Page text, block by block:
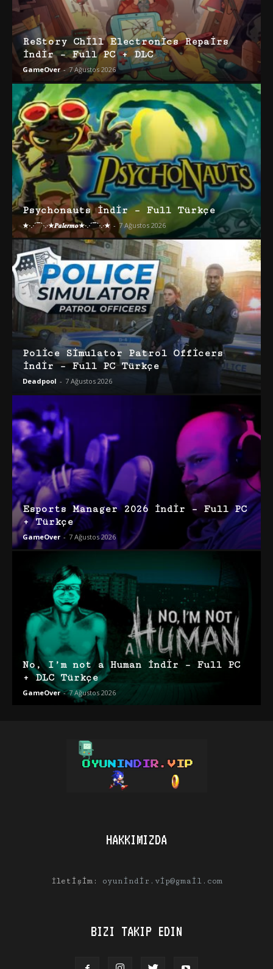
ReStory Chill Electronics Repairs
İndir – Full PC + DLC
GameOver - 7 Ağustos 2026
Psychonauts İndir – Full Türkçe
★·.·´¯`·.·★𝑷𝒂𝒍𝒆𝒓𝒎𝒐★·.·´¯`·.·★ - 7 Ağustos 2026
Police Simulator Patrol Officers
İndir – Full PC Türkçe
Deadpool - 7 Ağustos 2026
Esports Manager 2026 İndir – Full PC
+ Türkçe
GameOver - 7 Ağustos 2026
No, I’m not a Human İndir – Full PC
+ DLC Türkçe
GameOver - 7 Ağustos 2026
HAKKIMIZDA
İletişim: oyunindir.vip@gmail.com
BIZI TAKIP EDIN